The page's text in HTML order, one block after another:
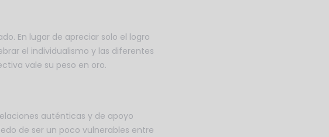
En lugar de apreciar solo el logro
el individualismo y las diferentes
vale su peso en oro.
auténticas y de apoyo
de ser un poco vulnerables entre